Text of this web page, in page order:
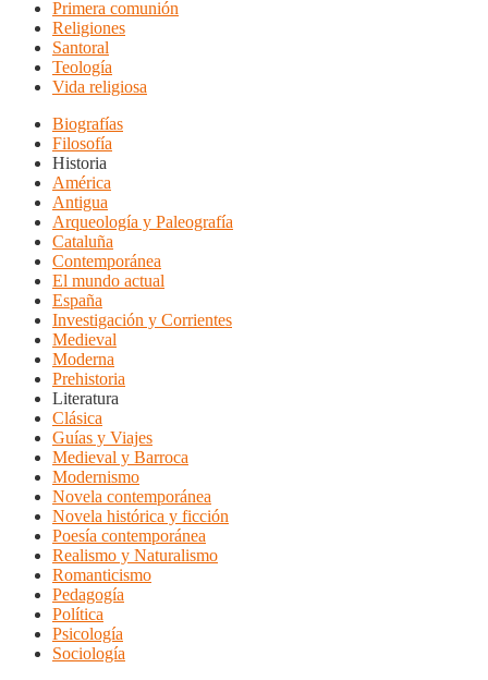
Primera comunión
Religiones
Santoral
Teología
Vida religiosa
Biografías
Filosofía
Historia
América
Antigua
Arqueología y Paleografía
Cataluña
Contemporánea
El mundo actual
España
Investigación y Corrientes
Medieval
Moderna
Prehistoria
Literatura
Clásica
Guías y Viajes
Medieval y Barroca
Modernismo
Novela contemporánea
Novela histórica y ficción
Poesía contemporánea
Realismo y Naturalismo
Romanticismo
Pedagogía
Política
Psicología
Sociología